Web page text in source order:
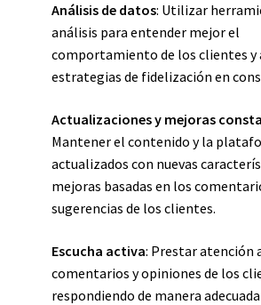
Análisis de datos: Utilizar
análisis para entender mejor el
comportamiento de los clientes y
estrategias de fidelización en
Actualizaciones y mejoras
Mantener el contenido y la
actualizados con nuevas
mejoras basadas en los
sugerencias de los clientes.
Escucha activa: Prestar atención
comentarios y opiniones de los
respondiendo de manera